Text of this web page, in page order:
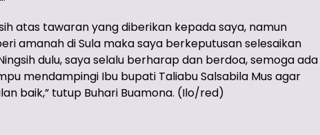
atas tawaran yang diberikan kepada saya, namun
amanah di Sula maka saya berkeputusan selesaikan
dulu, saya selalu berharap dan berdoa, semoga ada
mendampingi Ibu bupati Taliabu Salsabila Mus agar
baik,” tutup Buhari Buamona. (Ilo/red)